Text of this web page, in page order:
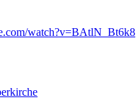
watch?v=BAtlN_Bt6k8